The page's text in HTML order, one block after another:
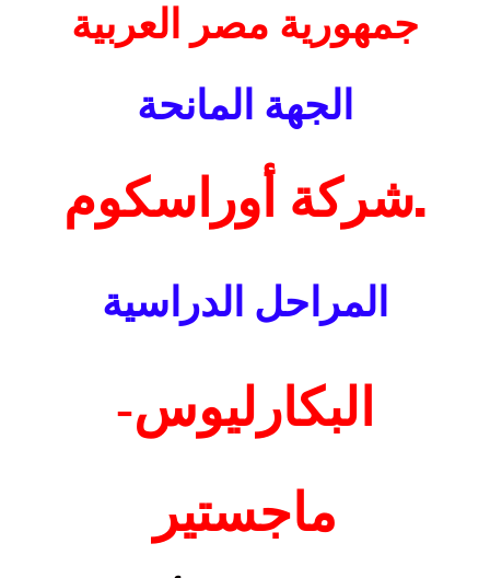
جمهورية مصر العربية
الجهة المانحة
شركة أوراسكوم.
المراحل الدراسية
البكارليوس-
ماجستير